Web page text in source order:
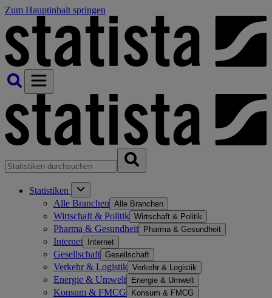
Zum Hauptinhalt springen
Statistiken
Alle Branchen Alle Branchen
Wirtschaft & Politik Wirtschaft & Politik
Pharma & Gesundheit Pharma & Gesundheit
Internet Internet
Gesellschaft Gesellschaft
Verkehr & Logistik Verkehr & Logistik
Energie & Umwelt Energie & Umwelt
Konsum & FMCG Konsum & FMCG